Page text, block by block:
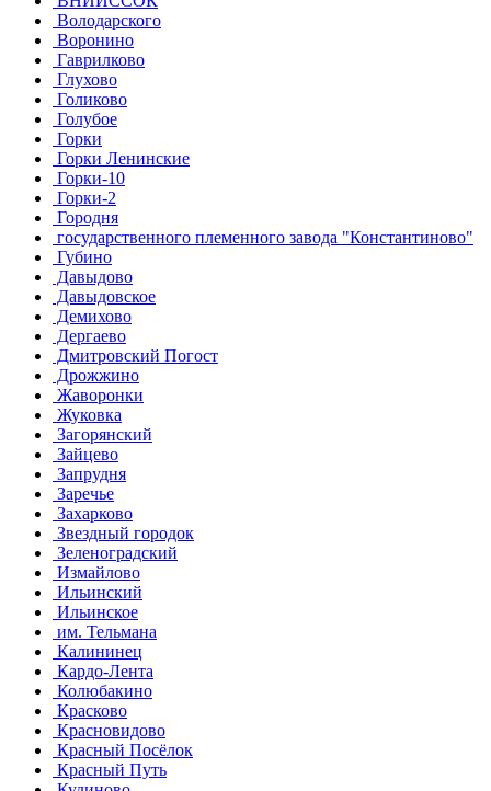
Володарского
Воронино
Гаврилково
Глухово
Голиково
Голубое
Горки
Горки Ленинские
Горки-10
Горки-2
Городня
государственного племенного завода "Константиново"
Губино
Давыдово
Давыдовское
Демихово
Дергаево
Дмитровский Погост
Дрожжино
Жаворонки
Жуковка
Загорянский
Зайцево
Запрудня
Заречье
Захарково
Звездный городок
Зеленоградский
Измайлово
Ильинский
Ильинское
им. Тельмана
Калининец
Кардо-Лента
Колюбакино
Красково
Красновидово
Красный Посёлок
Красный Путь